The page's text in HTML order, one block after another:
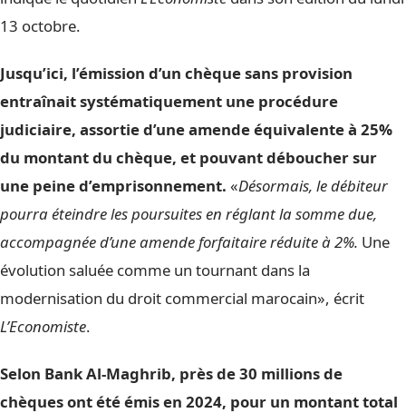
13 octobre.
Jusqu’ici, l’émission d’un chèque sans provision
entraînait systématiquement une procédure
judiciaire, assortie d’une amende équivalente à 25%
du montant du chèque, et pouvant déboucher sur
une peine d’emprisonnement. «Désormais, le débiteur
pourra éteindre les poursuites en réglant la somme due,
accompagnée d’une amende forfaitaire réduite à 2%. Une
évolution saluée comme un tournant dans la
modernisation du droit commercial marocain», écrit
L’Economiste.
Selon Bank Al-Maghrib, près de 30 millions de
chèques ont été émis en 2024, pour un montant total